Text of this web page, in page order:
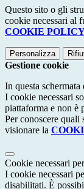
Questo sito o gli
cookie necessari al
COOKIE
Personalizza
Gestione cookie
In questa
I cookie necessari
piattaforma e non è
Per conoscere quali
visionare la
Cookie necessari
I cookie necessari
disabilitati. È